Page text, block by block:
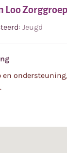
Loo Zorggroep
Jeugd
en